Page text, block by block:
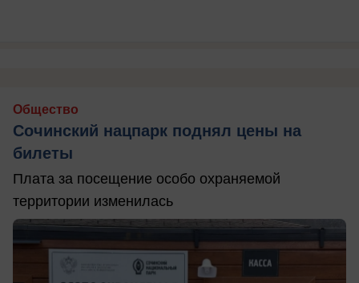
Общество
Сочинский нацпарк поднял цены на
билеты
Плата за посещение особо охраняемой
территории изменилась